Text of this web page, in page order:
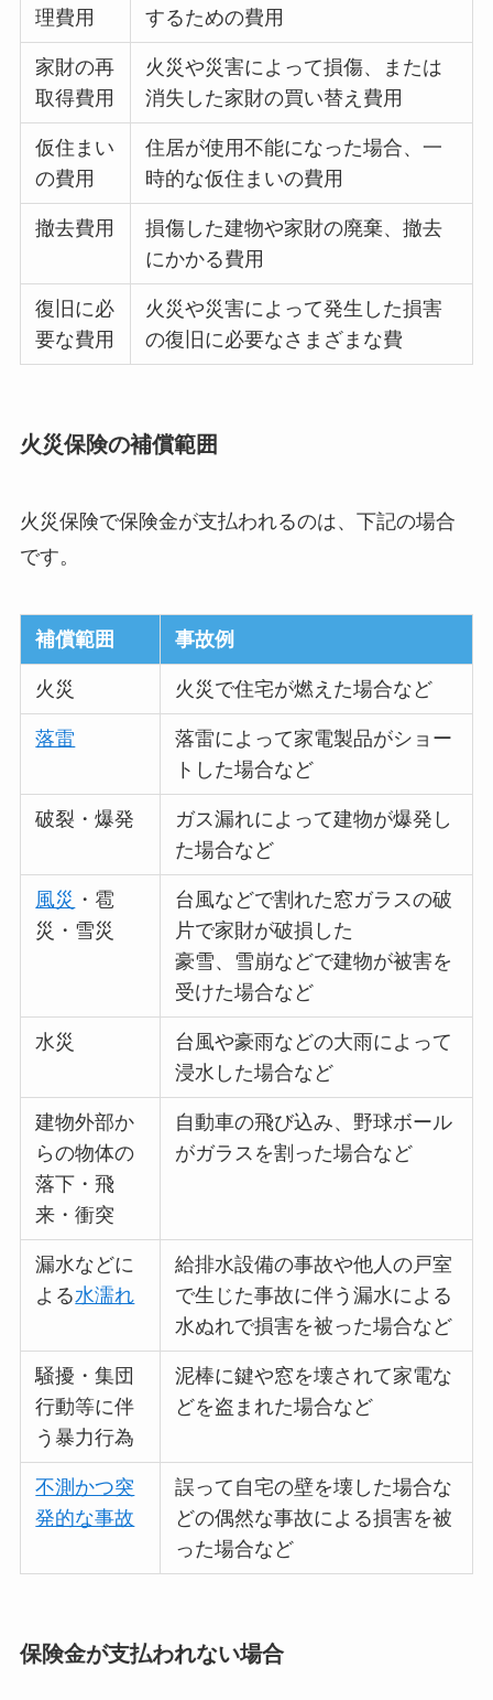
理費用
するための費用
家財の再
取得費用
火災や災害によって損傷、または
消失した家財の買い替え費用
仮住まい
の費用
住居が使用不能になった場合、一
時的な仮住まいの費用
撤去費用
損傷した建物や家財の廃棄、撤去
にかかる費用
復旧に必
要な費用
火災や災害によって発生した損害
の復旧に必要なさまざまな費
火災保険の補償範囲
火災保険で保険金が支払われるのは、下記の場合
です。
補償範囲 事故例
火災 火災で住宅が燃えた場合など
落雷
落雷によって家電製品がショー
トした場合など
破裂・爆発
ガス漏れによって建物が爆発し
た場合など
風災 ・雹
災・雪災
台風などで割れた窓ガラスの破
片で家財が破損した
豪雪、雪崩などで建物が被害を
受けた場合など
水災
台風や豪雨などの大雨によって
浸水した場合など
建物外部か
らの物体の
落下・飛
来・衝突
自動車の飛び込み、野球ボール
がガラスを割った場合など
漏水などに
よる水濡れ
給排水設備の事故や他人の戸室
で生じた事故に伴う漏水による
水ぬれで損害を被った場合など
騒擾・集団
行動等に伴
う暴力行為
泥棒に鍵や窓を壊されて家電な
どを盗まれた場合など
不測かつ突
発的な事故
誤って自宅の壁を壊した場合な
どの偶然な事故による損害を被
った場合など
保険金が支払われない場合